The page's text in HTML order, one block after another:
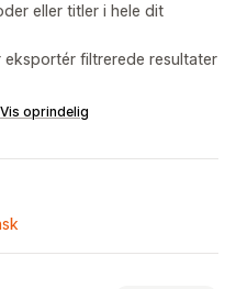
eller titler i hele dit
eksportér filtrerede resultater
Vis oprindelig